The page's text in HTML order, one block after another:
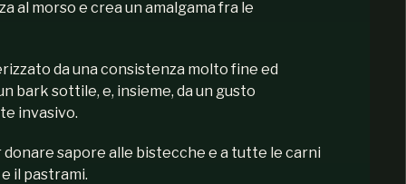
al morso e crea un amalgama fra le
da una consistenza molto fine ed
bark sottile, e, insieme, da un gusto
invasivo.
donare sapore alle bistecche e a tutte le carni
il pastrami.